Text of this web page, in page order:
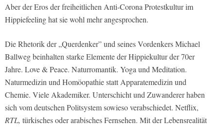
Aber der Eros der freiheitlichen Anti-Corona Protestkultur im
Hippiefeeling hat sie wohl mehr angesprochen.
Die Rhetorik der „Querdenker” und seines Vordenkers Michael
Ballweg beinhalten starke Elemente der Hippiekultur der 70er
Jahre. Love & Peace. Naturromantik. Yoga und Meditation.
Naturmedizin und Homöopathie statt Apparatemedizin und
Chemie. Viele Akademiker. Unterschicht und Zuwanderer haben
sich vom deutschen Politsystem sowieso verabschiedet. Netflix,
RTL, türkisches oder arabisches Fernsehen. Mit der Lebensrealität